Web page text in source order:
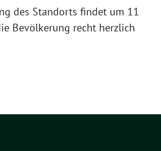
des Standorts findet um 11
Bevölkerung recht herzlich